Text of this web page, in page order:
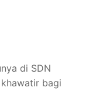
di SDN
bagi